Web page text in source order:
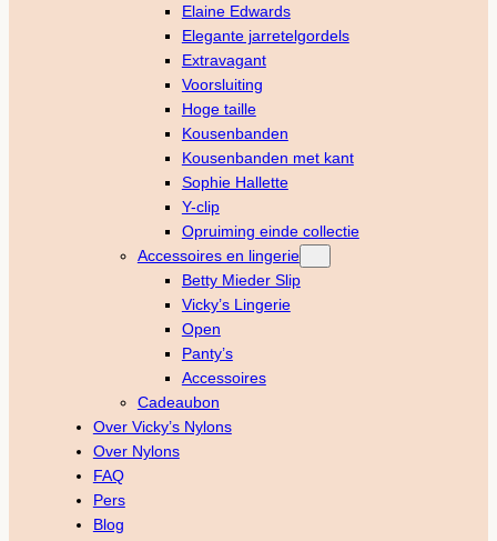
Elaine Edwards
Elegante jarretelgordels
Extravagant
Voorsluiting
Hoge taille
Kousenbanden
Kousenbanden met kant
Sophie Hallette
Y-clip
Opruiming einde collectie
Accessoires en lingerie
Betty Mieder Slip
Vicky’s Lingerie
Open
Panty’s
Accessoires
Cadeaubon
Over Vicky’s Nylons
Over Nylons
FAQ
Pers
Blog